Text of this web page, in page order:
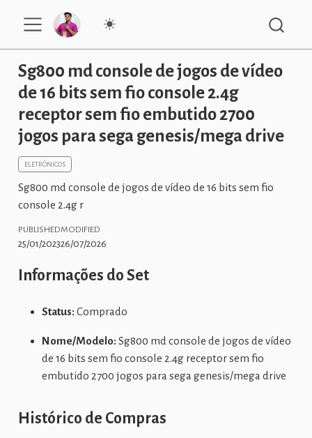
Sg800 md console de jogos de vídeo
de 16 bits sem fio console 2.4g
receptor sem fio embutido 2700
jogos para sega genesis/mega drive
ELETRÔNICOS
Sg800 md console de jogos de vídeo de 16 bits sem fio
console 2.4g r
PUBLISHED
25/01/2023
MODIFIED
26/07/2026
Informações do Set
Status: Comprado
Nome/Modelo: Sg800 md console de jogos de vídeo
de 16 bits sem fio console 2.4g receptor sem fio
embutido 2700 jogos para sega genesis/mega drive
Histórico de Compras